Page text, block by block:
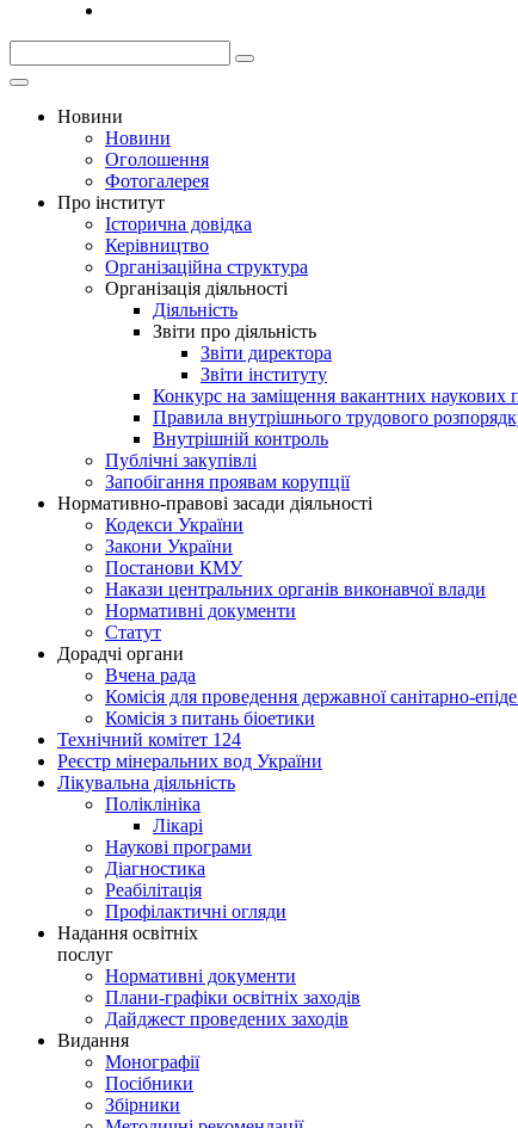
Новини
Новини
Оголошення
Фотогалерея
Про інститут
Історична довідка
Керівництво
Організаційна структура
Організація діяльності
Діяльність
Звіти про діяльність
Звіти директора
Звіти інституту
Конкурс на заміщення вакантних наукових
Правила внутрішнього трудового
Внутрішній контроль
Публічні закупівлі
Запобігання проявам корупції
Нормативно-правові засади діяльності
Кодекси України
Закони України
Постанови КМУ
Накази центральних органів виконавчої влади
Нормативні документи
Статут
Дорадчі органи
Вчена рада
Комісія для проведення державної санітарно-
Комісія з питань біоетики
Технічний комітет 124
Реєстр мінеральних вод України
Лікувальна діяльність
Поліклініка
Лікарі
Наукові програми
Діагностика
Реабілітація
Профілактичні огляди
Надання освітніх
послуг
Нормативні документи
Плани-графіки освітніх заходів
Дайджест проведених заходів
Видання
Монографії
Посібники
Збірники